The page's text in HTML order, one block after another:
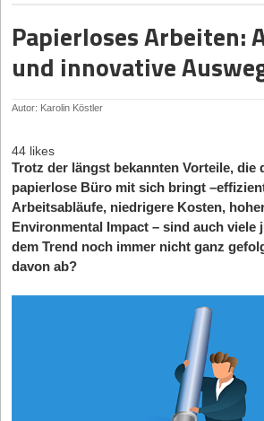
Papierloses Arbeiten:
und innovative
Autor: Karolin Köstler
44 likes
Trotz der längst bekannten Vorteile, die
papierlose Büro mit sich bringt
Arbeitsabläufe, niedrigere Kosten,
Environmental Impact – sind auch viele
dem Trend noch immer nicht ganz
davon ab?